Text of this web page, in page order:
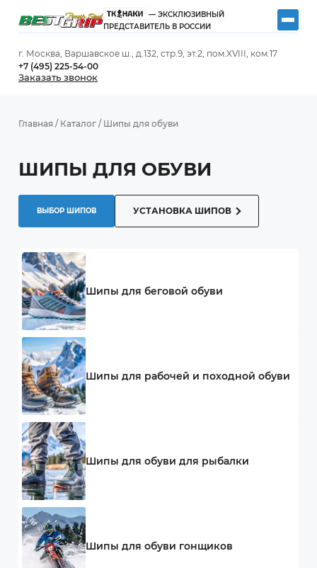
— ЭКСКЛЮЗИВНЫЙ
ПРЕДСТАВИТЕЛЬ В РОССИИ
г. Москва, Варшавское ш., д.132, стр.9, эт.2, пом.XVIII, ком.17
+7 (495) 225-54-00
Заказать звонок
Главная / Каталог / Шипы для обуви
ШИПЫ ДЛЯ ОБУВИ
ВЫБОР ШИПОВ УСТАНОВКА ШИПОВ
Шипы для беговой обуви
Шипы для рабочей и походной обуви
Шипы для обуви для рыбалки
Шипы для обуви гонщиков